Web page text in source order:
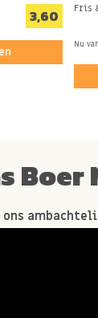
3,60 Fris
Nu
Boer